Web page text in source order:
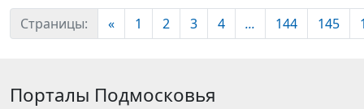
Страницы: « 1 2 3 4 ... 144 145
Порталы Подмосковья